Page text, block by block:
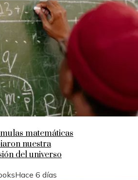
matemáticas
nuestra
del universo
Hace 6 días